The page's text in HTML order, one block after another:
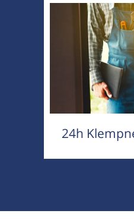
24h